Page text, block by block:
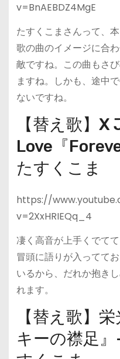
v=BnAEBDZ4MgE
たすくこまさんって、
歌の曲のイメージに合
敵ですね。この曲もさ
ますね。しかも、途中
ないですね。
【替え歌】
Love『
たすくこま
https://
v=2XxHRIEQq_4
凄く高音が上手くでて
冒頭に語りが入ってて
いるから、だれか抱き
れます。
【替え歌】
キーの襟足